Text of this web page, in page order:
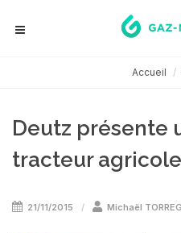
Accueil
Deutz présente
tracteur
21/11/2015 Michaël